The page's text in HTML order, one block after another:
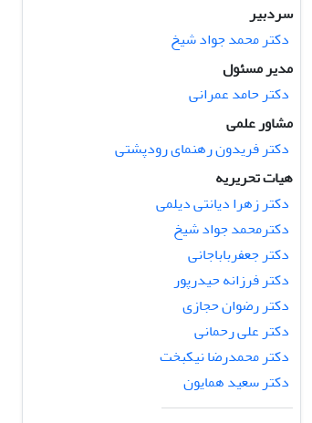
سردبیر
دکتر محمد جواد شیخ
مدیر مسئول
دکتر حامد عمرانی
مشاور علمی
دکتر فریدون رهنمای رودپشتی
هیات تحریریه
دکتر زهرا دیانتی دیلمی
دکترمحمد جواد شیخ
دکتر جعفرباباجانی
دکتر فرزانه حیدرپور
دکتر رضوان حجازی
دکتر علی رحمانی
دکتر محمدرضا نیکبخت
دکتر سعید همایون